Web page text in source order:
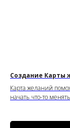
Создание Карты
Карта желаний
начать что-то